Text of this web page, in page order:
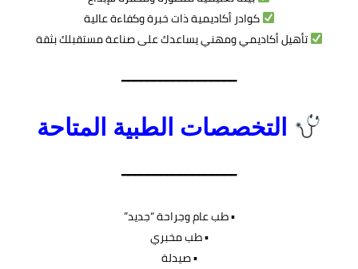
كوادر أكاديمية ذات خبرة وكفاءة عالية
تأهيل أكاديمي ومهني يساعدك على صناعة مستقبلك بثقة
━━━━━━━━━━━━━━━━━━
التخصصات الطبية المتاحة
━━━━━━━━━━━━━━━━━━
▪︎ طب عام وجراحة “جديد”
▪︎ طب مخبري
▪︎ صيدلة